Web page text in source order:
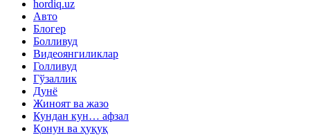
hordiq.uz
Авто
Блогер
Болливуд
Видеоянгиликлар
Голливуд
Гўзаллик
Дунё
Жиноят ва жазо
Кундан кун… афзал
Қонун ва ҳуқуқ